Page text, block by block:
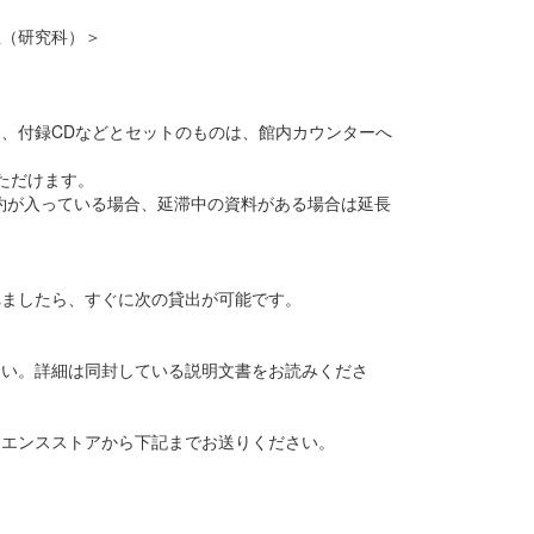
研究科）＞
付録CDなどとセットのものは、館内カウンターへ
けます。
入っている場合、延滞中の資料がある場合は延長
たら、すぐに次の貸出が可能です。
。詳細は同封している説明文書をお読みくださ
ンスストアから下記までお送りください。